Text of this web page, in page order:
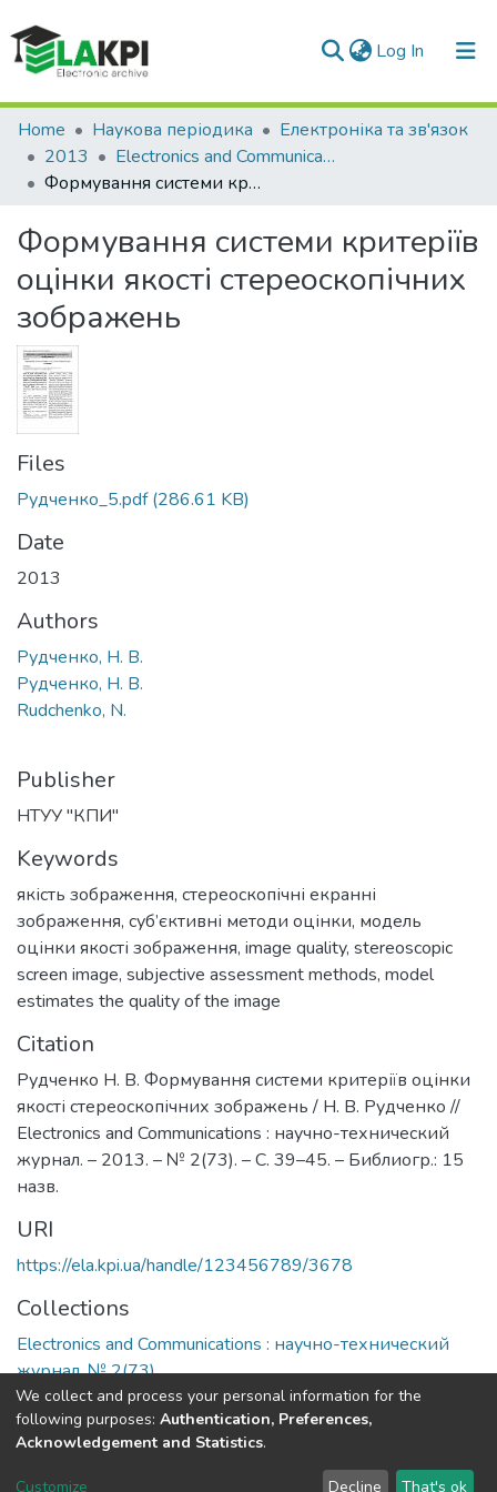
Log In (current)
Communities & Collections
All of DSpace
Home Наукова періодика
Електроніка та зв'язок
2013
Electronics and Communications : научно-технический журнал, № 2(73)
Формування системи критеріїв оцінки якості стереоскопічних зображень
Формування системи критеріїв
оцінки якості стереоскопічних
зображень
Files
Рудченко_5.pdf(286.61 KB)
Date
2013
Authors
Рудченко, Н. В.
Рудченко, Н. В.
Rudchenko, N.
Publisher
НТУУ "КПИ"
Keywords
якість зображення, стереоскопічні екранні
зображення, суб’єктивні методи оцінки, модель
оцінки якості зображення, image quality, stereoscopic
screen image, subjective assessment methods, model
estimates the quality of the image
Citation
Рудченко Н. В. Формування системи критеріїв оцінки
якості стереоскопічних зображень / Н. В. Рудченко //
Electronics and Communications : научно-технический
журнал. – 2013. – № 2(73). – С. 39–45. – Библиогр.: 15
назв.
URI
https://ela.kpi.ua/handle/123456789/3678
Collections
Electronics and Communications : научно-технический
журнал, № 2(73)
Full item page
DSpace software copyright © 2002-2026 LYRASIS
We collect and process your personal information for the
following purposes: Authentication, Preferences,
Acknowledgement and Statistics.
Customize Decline That's ok